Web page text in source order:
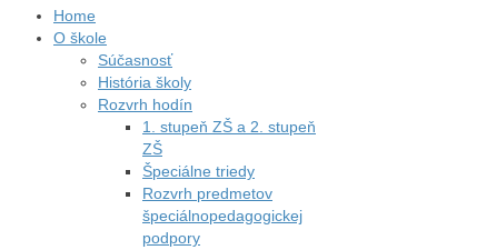
Home
O škole
Súčasnosť
História školy
Rozvrh hodín
1. stupeň ZŠ a 2. stupeň
ZŠ
Špeciálne triedy
Rozvrh predmetov
špeciálnopedagogickej
podpory